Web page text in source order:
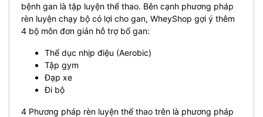
bệnh gan là tập luyện thể thao. Bên cạnh phương pháp
rèn luyện chạy bộ có lợi cho gan, WheyShop gợi ý thêm
4 bộ môn đơn giản hỗ trợ bổ gan:
Thể dục nhịp điệu (Aerobic)
Tập gym
Đạp xe
Đi bộ
4 Phương pháp rèn luyện thể thao trên là phương pháp